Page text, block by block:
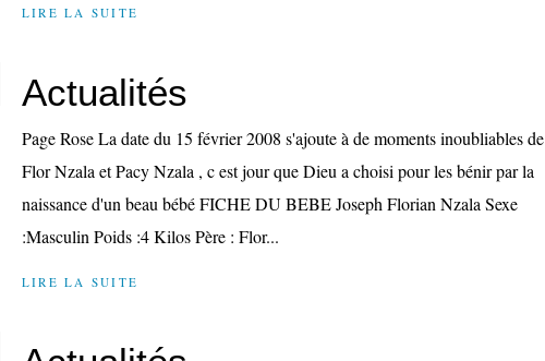
LIRE LA SUITE
Actualités
Page Rose La date du 15 février 2008 s'ajoute à de moments inoubliables de
Flor Nzala et Pacy Nzala , c est jour que Dieu a choisi pour les bénir par la
naissance d'un beau bébé FICHE DU BEBE Joseph Florian Nzala Sexe
:Masculin Poids :4 Kilos Père : Flor...
LIRE LA SUITE